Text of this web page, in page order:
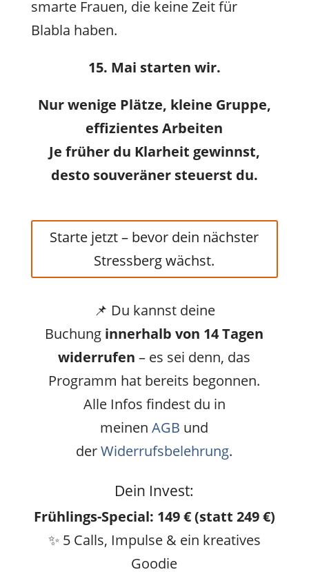
smarte Frauen, die keine Zeit für
Blabla haben.
15. Mai starten wir.
Nur wenige Plätze, kleine Gruppe,
effizientes Arbeiten
Je früher du Klarheit gewinnst,
desto souveräner steuerst du.
Starte jetzt – bevor dein nächster
Stressberg wächst.
📌 Du kannst deine
Buchung innerhalb von 14 Tagen
widerrufen – es sei denn, das
Programm hat bereits begonnen.
Alle Infos findest du in
meinenAGB und
derWiderrufsbelehrung.
Dein Invest:
Frühlings-Special: 149 € (statt 249 €)
✨ 5 Calls, Impulse & ein kreatives
Goodie